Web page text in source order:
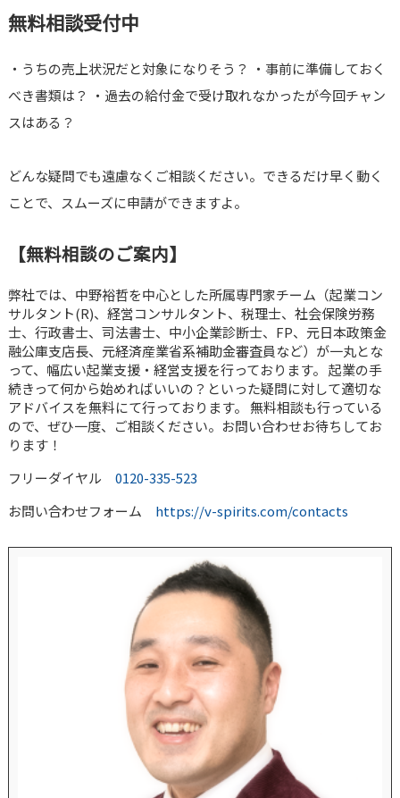
無料相談受付中
・うちの売上状況だと対象になりそう？ ・事前に準備しておく
べき書類は？ ・過去の給付金で受け取れなかったが今回チャン
スはある？
どんな疑問でも遠慮なくご相談ください。できるだけ早く動く
ことで、スムーズに申請ができますよ。
【無料相談のご案内】
弊社では、中野裕哲を中心とした所属専門家チーム（起業コン
サルタント(R)、経営コンサルタント、税理士、社会保険労務
士、行政書士、司法書士、中小企業診断士、FP、元日本政策金
融公庫支店長、元経済産業省系補助金審査員など）が一丸とな
って、幅広い起業支援・経営支援を行っております。 起業の手
続きって何から始めればいいの？といった疑問に対して適切な
アドバイスを無料にて行っております。 無料相談も行っている
ので、ぜひ一度、ご相談ください。お問い合わせお待ちしてお
ります！
フリーダイヤル 0120-335-523
お問い合わせフォーム https://v-spirits.com/contacts